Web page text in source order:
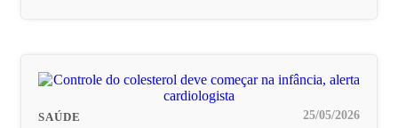
SAÚDE 25/05/2026